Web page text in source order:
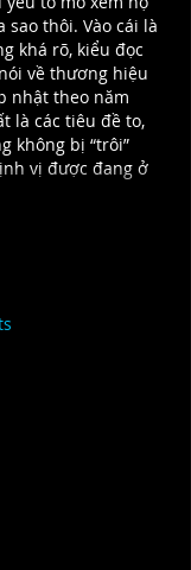
thôi. Vào cái là
khá rõ, kiểu đọc
về thương hiệu
nhật theo năm
là các tiêu đề to,
không bị “trôi”
vị được đang ở